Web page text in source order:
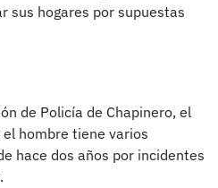
sus hogares por supuestas
de Policía de Chapinero, el
el hombre tiene varios
hace dos años por incidentes